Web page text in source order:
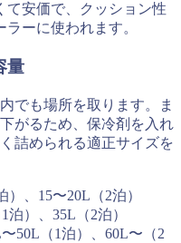
て安価で、クッション性
ーに使われます。
量
でも場所を取ります。ま
がるため、保冷剤を入れ
詰められる適正サイズを
）、15〜20L（2泊）
泊）、35L（2泊）
50L（1泊）、60L〜（2